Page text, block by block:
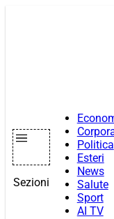
Sezioni
Politica
Esteri
News
Salute
Sport
AI TV